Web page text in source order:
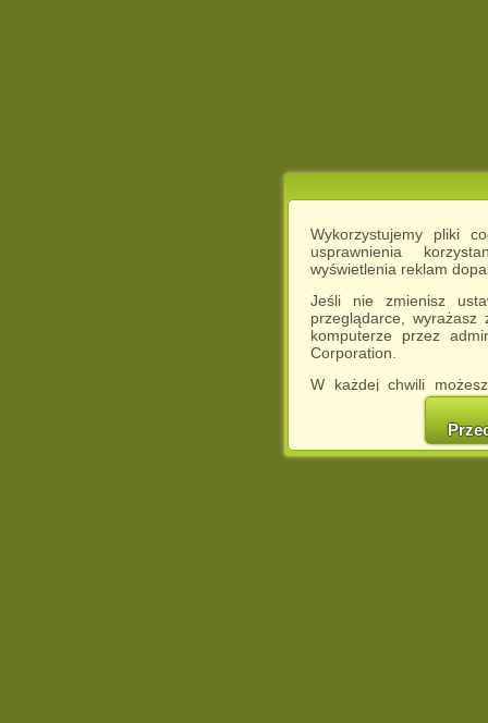
Wykorzystujemy pliki
usprawnienia
wyświetlenia reklam
Jeśli nie zmienisz
przeglądarce,
komputerze przez
Corporation.
W każdej chwili
cookies w swojej
w naszej
http://chomikuj.pl/